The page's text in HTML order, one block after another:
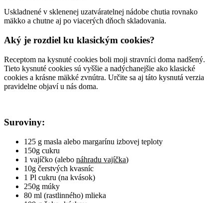
Uskladnené v sklenenej uzatváratelnej nádobe chutia rovnako
mäkko a chutne aj po viacerých dňoch skladovania.
Aký je rozdiel ku klasickým cookies?
Receptom na kysnuté cookies boli moji stravníci doma nadšený.
Tieto kysnuté cookies sú vyššie a nadýchanejšie ako klasické
cookies a krásne mäkké zvnútra. Určite sa aj táto kysnutá verzia
pravidelne objaví u nás doma.
Suroviny:
125 g masla alebo margarínu izbovej teploty
150g cukru
1 vajíčko (alebo náhradu vajíčka)
10g čerstvých kvasníc
1 Pl cukru (na kvások)
250g múky
80 ml (rastlinného) mlieka